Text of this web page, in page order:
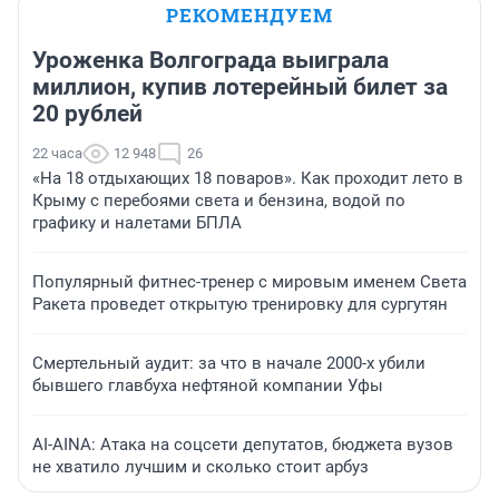
РЕКОМЕНДУЕМ
Уроженка Волгограда выиграла
миллион, купив лотерейный билет за
20 рублей
22 часа 12 948 26
«На 18 отдыхающих 18 поваров». Как проходит лето в
Крыму с перебоями света и бензина, водой по
графику и налетами БПЛА
Популярный фитнес-тренер с мировым именем Света
Ракета проведет открытую тренировку для сургутян
Смертельный аудит: за что в начале 2000-х убили
бывшего главбуха нефтяной компании Уфы
AI-AINA: Атака на соцсети депутатов, бюджета вузов
не хватило лучшим и сколько стоит арбуз